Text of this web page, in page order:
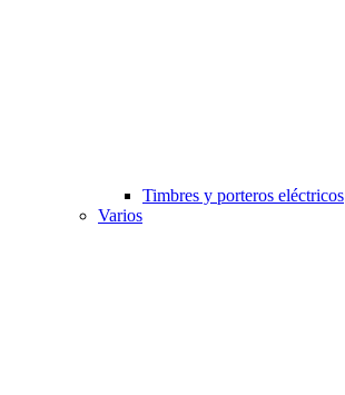
Timbres y porteros eléctricos
Varios